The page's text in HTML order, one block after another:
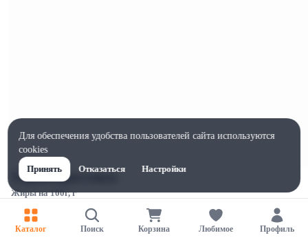
Характеристики
Жиры на 100г, г
Ширина, мм
Каталог Поиск Корзина Любимое Профиль
Для обеспечения удобства пользователей сайта используются
cookies
Принять
Отказаться Настройки